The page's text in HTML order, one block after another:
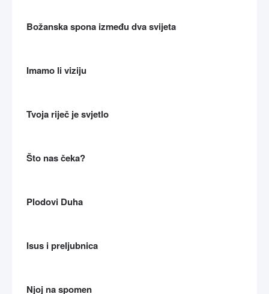
Božanska spona između dva svijeta
Imamo li viziju
Tvoja riječ je svjetlo
Što nas čeka?
Plodovi Duha
Isus i preljubnica
Njoj na spomen